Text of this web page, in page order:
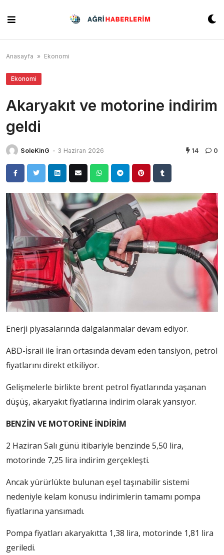
content
Anasayfa » Ekonomi
Ekonomi
Akaryakıt ve motorine indirim
geldi
SoleKinG - 3 Haziran 2026 14 0
Enerji piyasalarında dalgalanmalar devam ediyor.
ABD-İsrail ile İran ortasında devam eden tansiyon, petrol
fiyatlarını direkt etkiliyor.
Gelişmelerle birlikte brent petrol fiyatlarında yaşanan
düşüş, akaryakıt fiyatlarına indirim olarak yansıyor.
BENZİN VE MOTORİNE İNDİRİM
2 Haziran Salı günü itibariyle benzinde 5,50 lira,
motorinde 7,25 lira indirim gerçekleşti.
Ancak yürürlükte bulunan eşel taşınabilir sistemi
nedeniyle kelam konusu indirimlerin tamamı pompa
fiyatlarına yansımadı.
Pompa fiyatları akaryakıtta 1,38 lira, motorinde 1,81 lira
geriledi.